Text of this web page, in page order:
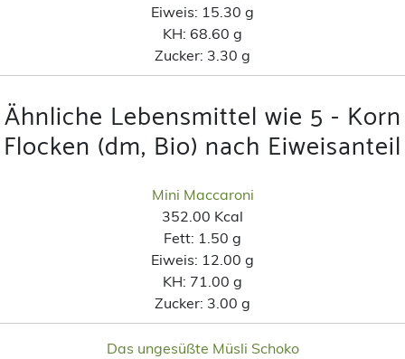
Eiweis: 15.30 g
KH: 68.60 g
Zucker: 3.30 g
Ähnliche Lebensmittel wie 5 - Korn
Flocken (dm, Bio) nach Eiweisanteil
Mini Maccaroni
352.00 Kcal
Fett: 1.50 g
Eiweis: 12.00 g
KH: 71.00 g
Zucker: 3.00 g
Das ungesüßte Müsli Schoko